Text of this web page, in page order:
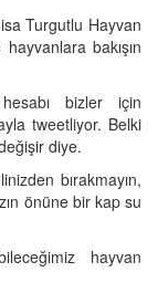
Turgutlu Hayvan
hayvanlara bakışın
bizler için
tweetliyor. Belki
diye.
bırakmayın,
önüne bir kap su
hayvan